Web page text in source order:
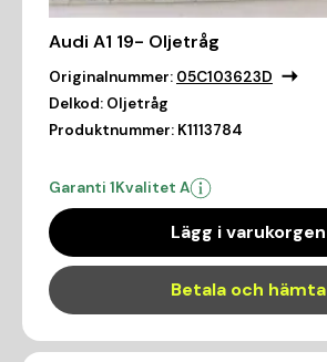
Audi A1 19- Oljetråg
Originalnummer: 05C103623D
Delkod: Oljetråg
Produktnummer: K1113784
Garanti 1Kvalitet A
Lägg i varukorgen
Betala och hämta